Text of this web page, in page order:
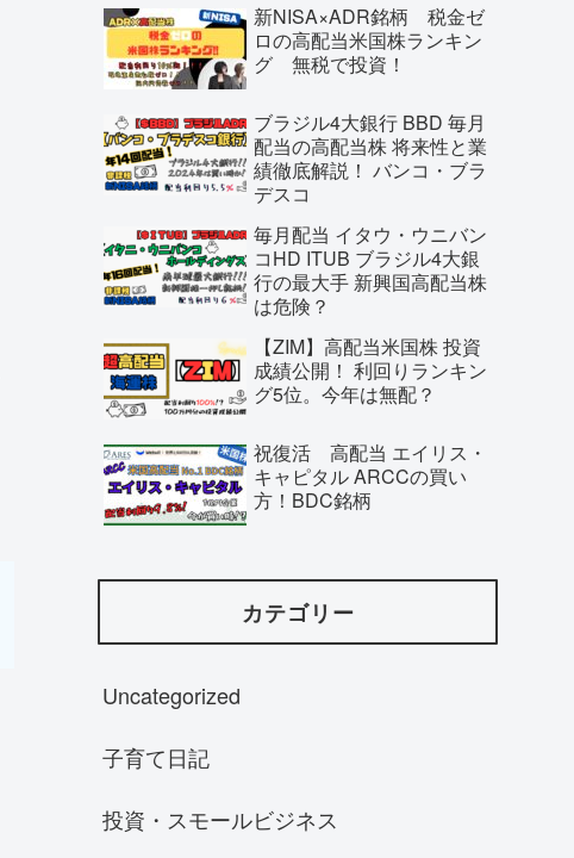
新NISA×ADR銘柄 税金ゼ
ロの高配当米国株ランキン
グ 無税で投資！
ブラジル4大銀行 BBD 毎月
配当の高配当株 将来性と業
績徹底解説！ バンコ・ブラ
デスコ
毎月配当 イタウ・ウニバン
コHD ITUB ブラジル4大銀
行の最大手 新興国高配当株
は危険？
【ZIM】高配当米国株 投資
成績公開！ 利回りランキン
グ5位。今年は無配？
祝復活 高配当 エイリス・
キャピタル ARCCの買い
方！BDC銘柄
カテゴリー
Uncategorized
子育て日記
投資・スモールビジネス